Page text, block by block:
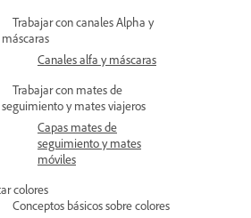
Trabajar con canales Alpha y
máscaras
Canales alfa y máscaras
Trabajar con mates de
seguimiento y mates viajeros
Capas mates de
seguimiento y mates
móviles
colores
Conceptos básicos sobre colores